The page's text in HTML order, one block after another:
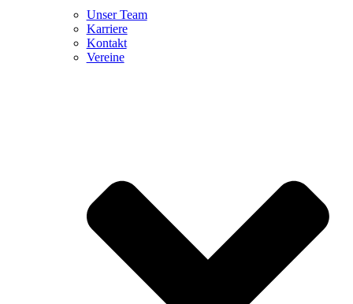
Unser Team
Karriere
Kontakt
Vereine